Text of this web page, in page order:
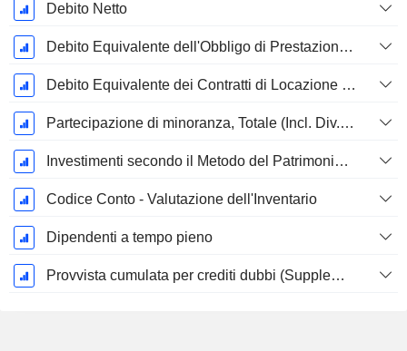
Debito Netto
Debito Equivalente dell'Obbligo di Prestazione Progettata Non Finanziata
Debito Equivalente dei Contratti di Locazione Operativi
Partecipazione di minoranza, Totale (Incl. Div. Fin)
Investimenti secondo il Metodo del Patrimonio Netto, Totale
Codice Conto - Valutazione dell'Inventario
Dipendenti a tempo pieno
Provvista cumulata per crediti dubbi (Supplemento)